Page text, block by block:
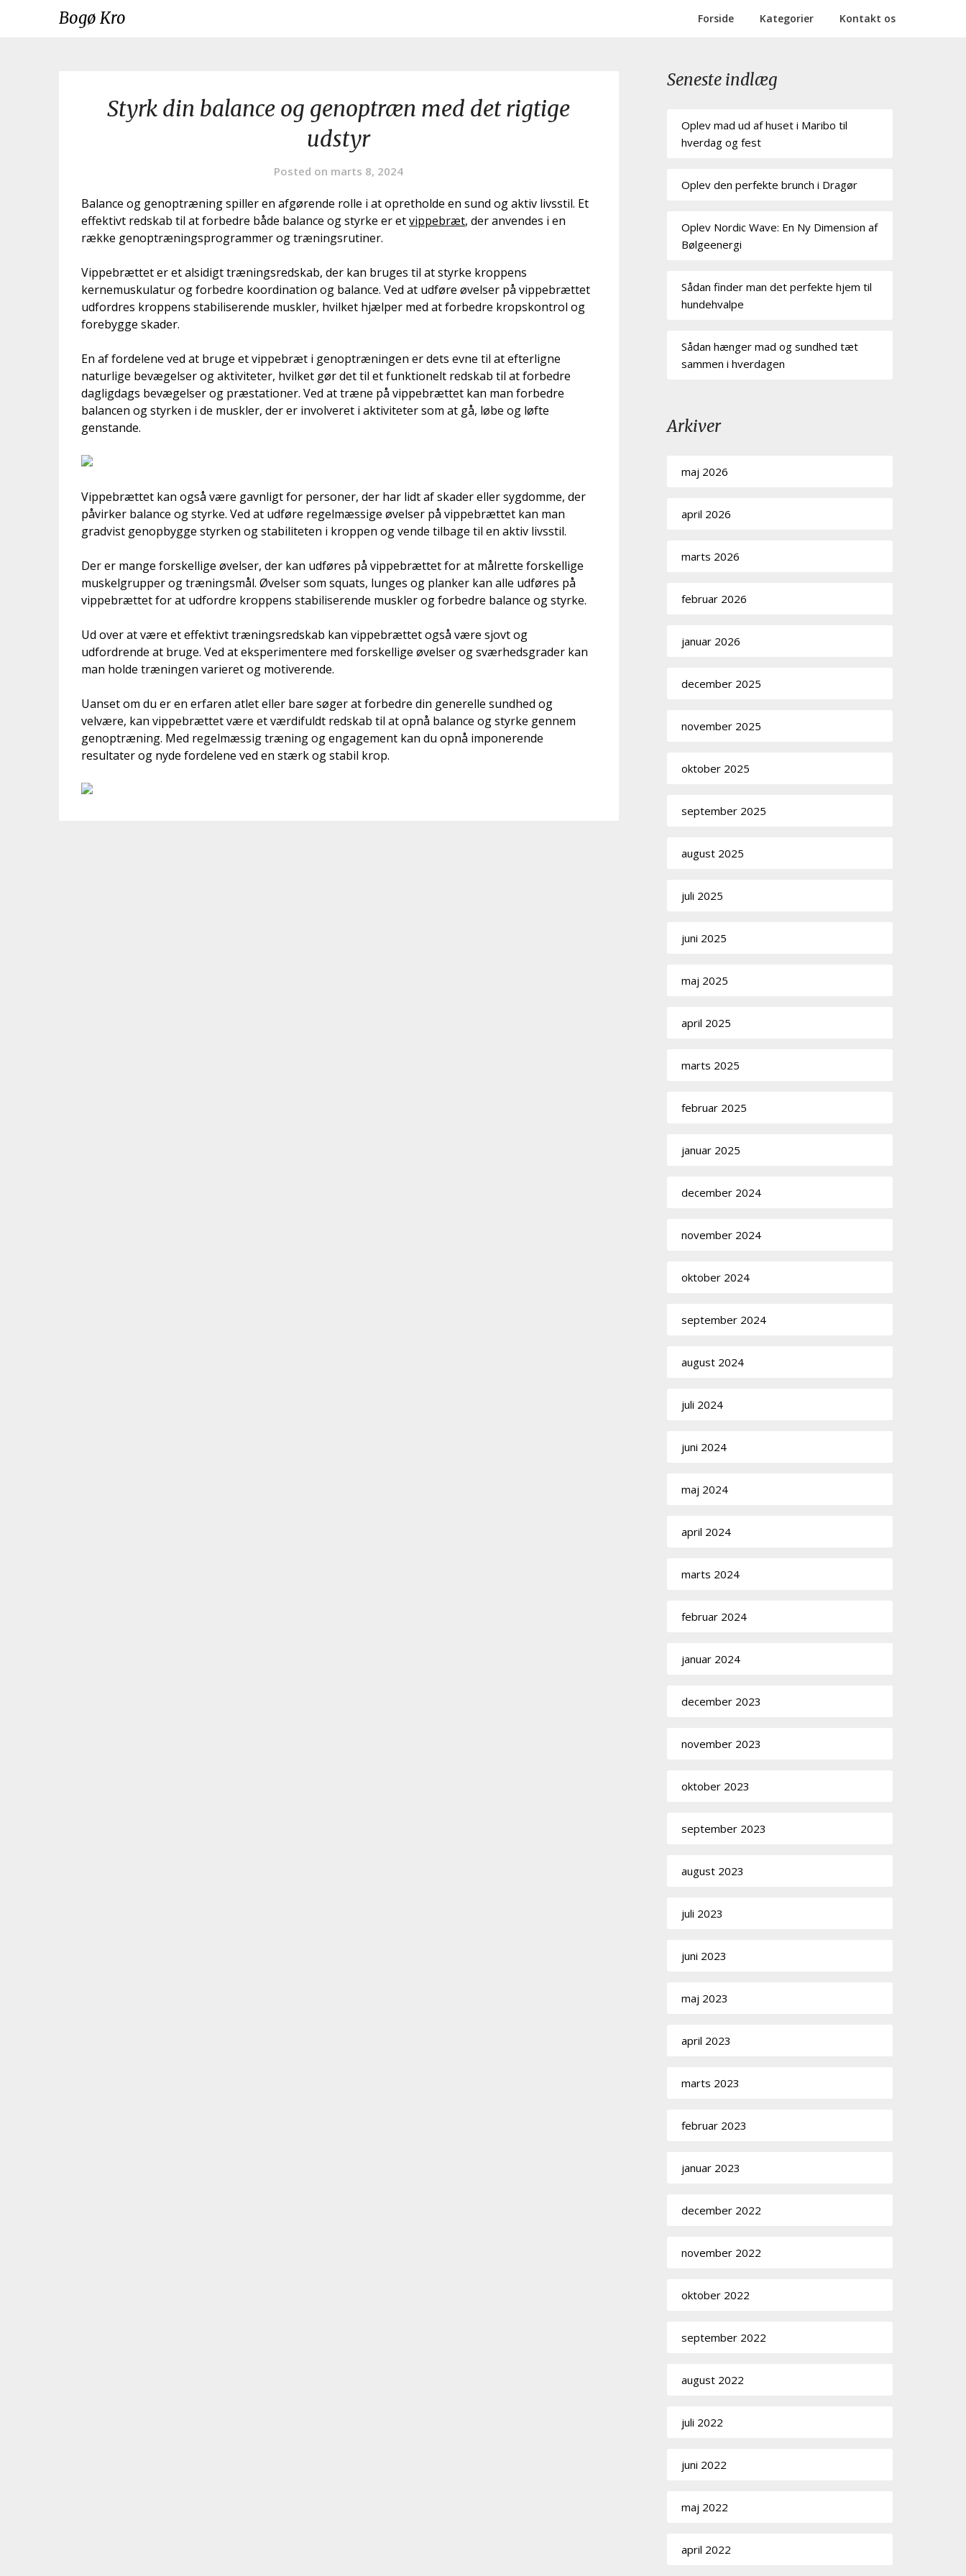
Bogø Kro Forside Kategorier Kontakt os
Styrk din balance og genoptræn med det rigtige
udstyr
Posted on marts 8, 2024
Balance og genoptræning spiller en afgørende rolle i at opretholde en sund og aktiv livsstil. Et
effektivt redskab til at forbedre både balance og styrke er etvippebræt, der anvendes i en
række genoptræningsprogrammer og træningsrutiner.
Vippebrættet er et alsidigt træningsredskab, der kan bruges til at styrke kroppens
kernemuskulatur og forbedre koordination og balance. Ved at udføre øvelser på vippebrættet
udfordres kroppens stabiliserende muskler, hvilket hjælper med at forbedre kropskontrol og
forebygge skader.
En af fordelene ved at bruge et vippebræt i genoptræningen er dets evne til at efterligne
naturlige bevægelser og aktiviteter, hvilket gør det til et funktionelt redskab til at forbedre
dagligdags bevægelser og præstationer. Ved at træne på vippebrættet kan man forbedre
balancen og styrken i de muskler, der er involveret i aktiviteter som at gå, løbe og løfte
genstande.
Vippebrættet kan også være gavnligt for personer, der har lidt af skader eller sygdomme, der
påvirker balance og styrke. Ved at udføre regelmæssige øvelser på vippebrættet kan man
gradvist genopbygge styrken og stabiliteten i kroppen og vende tilbage til en aktiv livsstil.
Der er mange forskellige øvelser, der kan udføres på vippebrættet for at målrette forskellige
muskelgrupper og træningsmål. Øvelser som squats, lunges og planker kan alle udføres på
vippebrættet for at udfordre kroppens stabiliserende muskler og forbedre balance og styrke.
Ud over at være et effektivt træningsredskab kan vippebrættet også være sjovt og
udfordrende at bruge. Ved at eksperimentere med forskellige øvelser og sværhedsgrader kan
man holde træningen varieret og motiverende.
Uanset om du er en erfaren atlet eller bare søger at forbedre din generelle sundhed og
velvære, kan vippebrættet være et værdifuldt redskab til at opnå balance og styrke gennem
genoptræning. Med regelmæssig træning og engagement kan du opnå imponerende
resultater og nyde fordelene ved en stærk og stabil krop.
Seneste indlæg
Oplev mad ud af huset i Maribo til
hverdag og fest
Oplev den perfekte brunch i Dragør
Oplev Nordic Wave: En Ny Dimension af
Bølgeenergi
Sådan finder man det perfekte hjem til
hundehvalpe
Sådan hænger mad og sundhed tæt
sammen i hverdagen
Arkiver
maj 2026
april 2026
marts 2026
februar 2026
januar 2026
december 2025
november 2025
oktober 2025
september 2025
august 2025
juli 2025
juni 2025
maj 2025
april 2025
marts 2025
februar 2025
januar 2025
december 2024
november 2024
oktober 2024
september 2024
august 2024
juli 2024
juni 2024
maj 2024
april 2024
marts 2024
februar 2024
januar 2024
december 2023
november 2023
oktober 2023
september 2023
august 2023
juli 2023
juni 2023
maj 2023
april 2023
marts 2023
februar 2023
januar 2023
december 2022
november 2022
oktober 2022
september 2022
august 2022
juli 2022
juni 2022
maj 2022
april 2022